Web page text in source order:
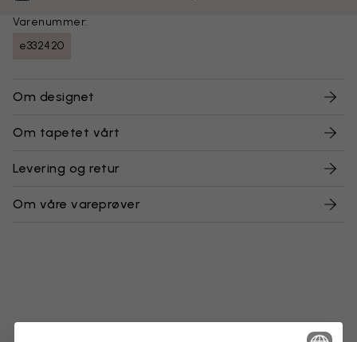
Varenummer:
e332420
Om designet
Om tapetet vårt
Levering og retur
Om våre vareprøver